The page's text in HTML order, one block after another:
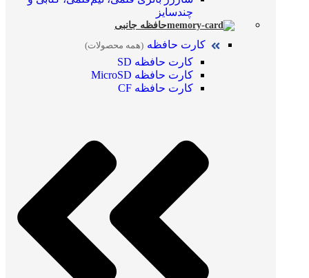
چندسایز
حافظه جانبی
کارت حافظه (همه محصولات)
کارت حافظه SD
کارت حافظه MicroSD
کارت حافظه CF